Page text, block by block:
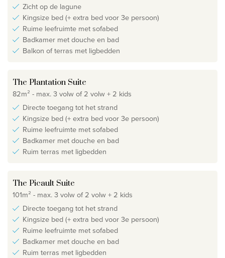
Zicht op de lagune
Kingsize bed (+ extra bed voor 3e persoon)
Ruime leefruimte met sofabed
Badkamer met douche en bad
Balkon of terras met ligbedden
The Plantation Suite
82m² - max. 3 volw of 2 volw + 2 kids
Directe toegang tot het strand
Kingsize bed (+ extra bed voor 3e persoon)
Ruime leefruimte met sofabed
Badkamer met douche en bad
Ruim terras met ligbedden
The Picault Suite
101m² - max. 3 volw of 2 volw + 2 kids
Directe toegang tot het strand
Kingsize bed (+ extra bed voor 3e persoon)
Ruime leefruimte met sofabed
Badkamer met douche en bad
Ruim terras met ligbedden